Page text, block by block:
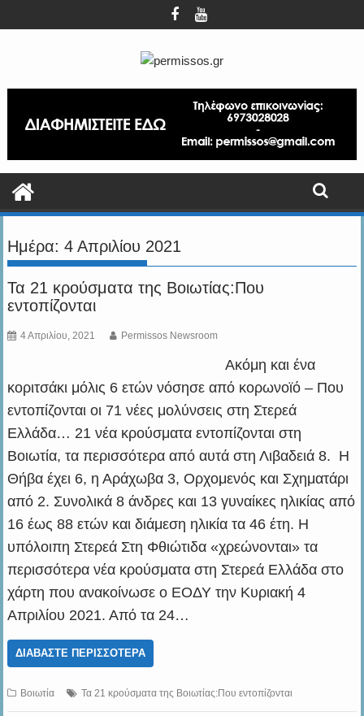
στο
Ημέρα:4 Απριλίου 2021
Τα 21 κρούσματα της Βοιωτίας:Που
εντοπίζονται
4 Απριλίου, 2021 Permissos Newsroom
Ακόμη και ένα
κοριτσάκι μόλις 6 ετών νόσησε από κορωνοϊό – Που
εντοπίζονται οι 71 νέες μολύνσεις στη Στερεά
Ελλάδα… 21 νέα κρούσματα εντοπίζονται στη
Βοιωτία, τα περισσότερα από αυτά στη Λιβαδειά 8. Η
Θήβα έχει 6, η Αράχωβα 3, Ορχομενός και Σχηματάρι
από 2. Συνολικά 8 άνδρες και 13 γυναίκες ηλικίας από
16 έως 88 ετών και διάμεση ηλικία τα 46 έτη. Η
υπόλοιπη Στερεά Στη Φθιώτιδα «χρεώνονται» τα
περισσότερα νέα κρούσματα στη Στερεά Ελλάδα στο
χάρτη που ανακοίνωσε ο ΕΟΔΥ την Κυριακή 4
Απριλίου 2021. Από τα 24…
ΔΙΑΒΆΣΤΕ ΠΕΡΙΣΣΌΤΕΡΑ
Βοιωτία Τα 21 κρούσματα της Βοιωτίας:Που εντοπίζονται